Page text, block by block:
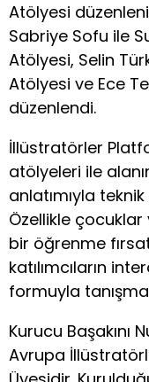
Atölyesi
Sabriye Sofu ile
Atölyesi, Selin
Atölyesi ve Ece
düzenlendi.
İllüstratörler
atölyeleri ile
anlatımıyla
Özellikle
bir öğrenme
katılımcıların
formuyla
Kurucu Başakını
Avrupa